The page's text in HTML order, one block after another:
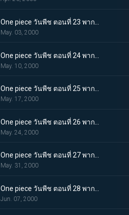
May. 03, 2000
May. 10, 2000
One piece วันพีช ตอนที่ 25 พากย์ไทย ลูกเตะมหากาฬ! ซันจิ ปะทะ กำแพงเหล็ก เพิร์ล!
May. 17, 2000
May. 24, 2000
One piece วันพีช ตอนที่ 27 พากย์ไทย ปิศาจผู้เลือดเย็น กิง นายทัพใหญ่แห่งกองเรือโจรสลัด
May. 31, 2000
Jun. 07, 2000